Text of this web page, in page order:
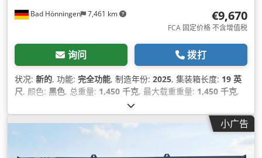
Bad Hönningen 7,461 km €9,670
FCA 固定价格 不含增值税
询问 拨打
状况: 新的, 功能: 完全功能, 制造年份: 2025, 集装箱长度: 19 英
尺, 颜色: 黑色, 总重量: 1,450 千克, 最大载重重量: 1,450 千克,
, 装载空间宽度:
6,000 毫米, 货舱高度:2,600 毫米, 机器/车辆编号:
Bürocontainer Modell NIGHT OFFICE
小广告